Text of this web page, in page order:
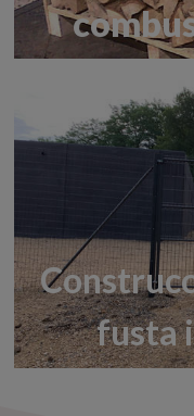
fusta